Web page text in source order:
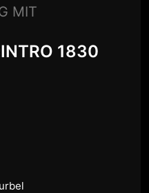
MIT
1830